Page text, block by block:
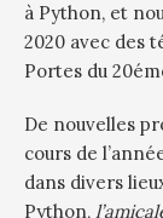
à Python, et
2020 avec des
Portes du
De nouvelles
cours de
dans divers
Python,